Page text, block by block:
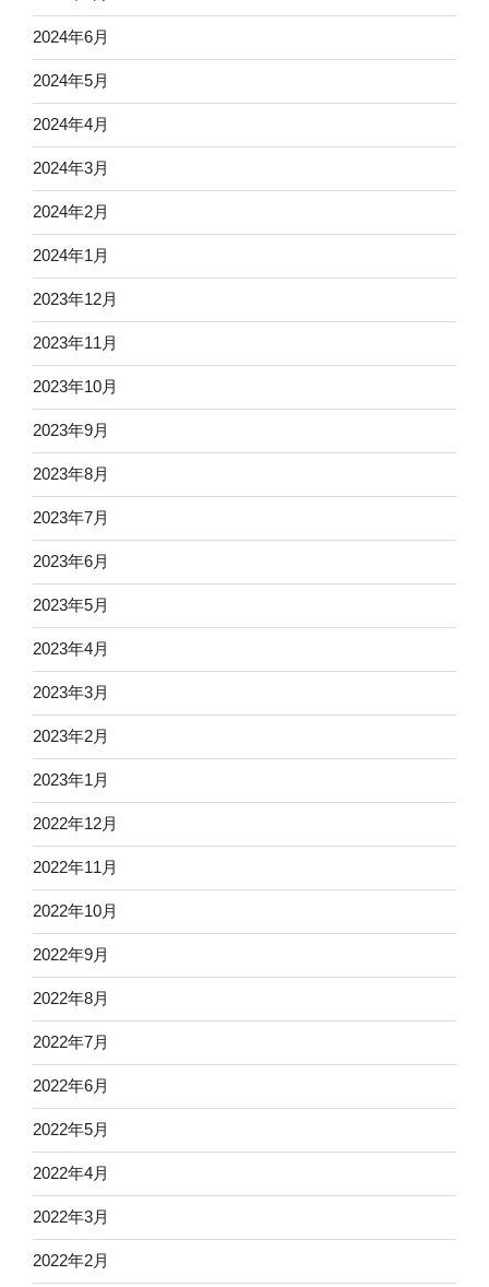
2024年6月
2024年5月
2024年4月
2024年3月
2024年2月
2024年1月
2023年12月
2023年11月
2023年10月
2023年9月
2023年8月
2023年7月
2023年6月
2023年5月
2023年4月
2023年3月
2023年2月
2023年1月
2022年12月
2022年11月
2022年10月
2022年9月
2022年8月
2022年7月
2022年6月
2022年5月
2022年4月
2022年3月
2022年2月